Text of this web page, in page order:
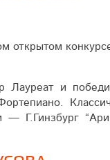
открытом
и